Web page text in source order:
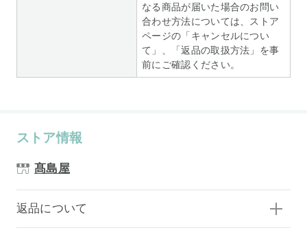
なる商品が届いた場合のお問い
合わせ方法については、ストア
ページの「キャンセルについ
て」、「返品の取扱方法」を事
前にご確認ください。
ストア情報
髙島屋
返品について